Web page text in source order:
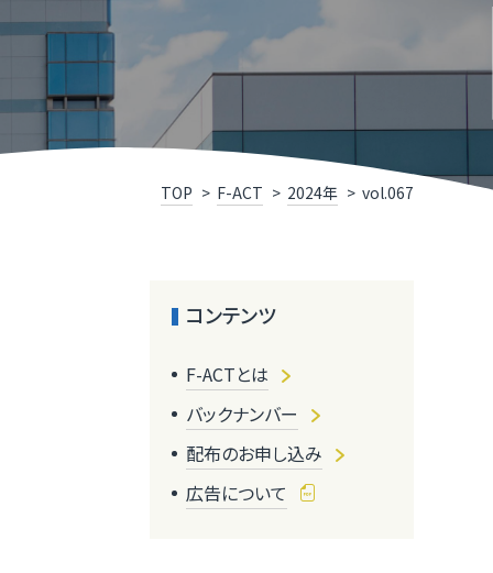
診断・コンサルティング
TIMESによるニュースリリース支援
井県］ＵＩターン創業補助金
デマンド型リスキリング促進支援（Udemy
）
産業分野の開発・売込支援事業
型ＤＸ戦略策定支援事業［戦略策定］
いソフトウェアコンペティション
井県］ふくいDX加速化補助金
いDXスクール（令和７年度で終了しました）
TOP F-ACT 2024年 vol.067
コンテンツ
F-ACTとは
バックナンバー
配布のお申し込み
広告について